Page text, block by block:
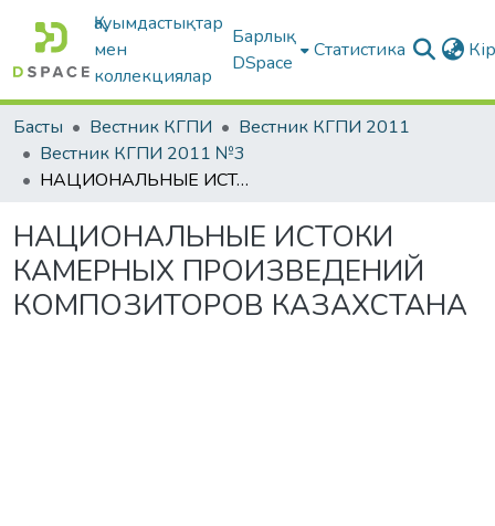
Қауымдастықтар
мен
коллекциялар
Барлық
DSpace
Статистика
Басты Вестник КГПИ
Вестник КГПИ 2011
Вестник КГПИ 2011 №3
НАЦИОНАЛЬНЫЕ ИСТОКИ КАМЕРНЫХ ПРОИЗВЕДЕНИЙ КОМПОЗИТОРОВ КАЗАХСТАНА
НАЦИОНАЛЬНЫЕ ИСТОКИ
КАМЕРНЫХ ПРОИЗВЕДЕНИЙ
КОМПОЗИТОРОВ КАЗАХСТАНА